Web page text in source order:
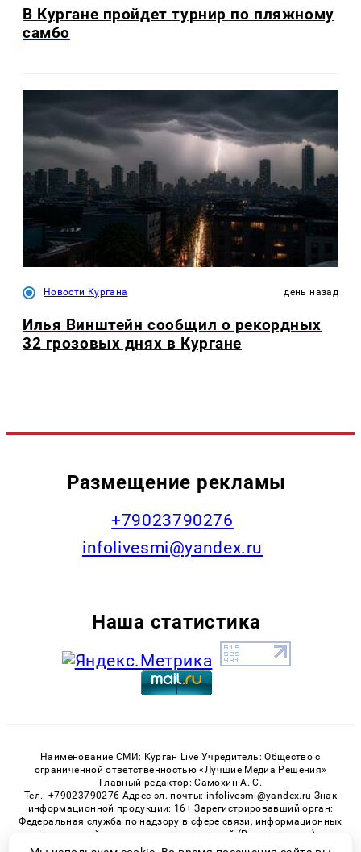
В Кургане пройдет турнир по пляжному
самбо
Новости Кургана день назад
Илья Винштейн сообщил о рекордных
32 грозовых днях в Кургане
Размещение рекламы
+79023790276
infolivesmi@yandex.ru
Наша статистика
Наименование СМИ: Курган Live Учредитель: Общество с
ограниченной ответственностью «Лучшие Медиа Решения»
Главный редактор: Самохин А. С.
Тел.: +79023790276 Адрес эл. почты: infolivesmi@yandex.ru Знак
информационной продукции: 16+ Зарегистрировавший орган:
Федеральная служба по надзору в сфере связи, информационных
технологий и массовых коммуникаций (Роскомнадзор)
Регистрационный номер СМИ ЭЛ № ФС 77 - 82535 от 21.01.2022